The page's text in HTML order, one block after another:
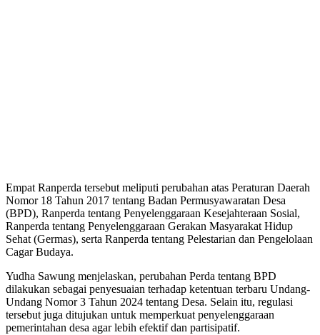
Empat Ranperda tersebut meliputi perubahan atas Peraturan Daerah
Nomor 18 Tahun 2017 tentang Badan Permusyawaratan Desa
(BPD), Ranperda tentang Penyelenggaraan Kesejahteraan Sosial,
Ranperda tentang Penyelenggaraan Gerakan Masyarakat Hidup
Sehat (Germas), serta Ranperda tentang Pelestarian dan Pengelolaan
Cagar Budaya.
Yudha Sawung menjelaskan, perubahan Perda tentang BPD
dilakukan sebagai penyesuaian terhadap ketentuan terbaru Undang-
Undang Nomor 3 Tahun 2024 tentang Desa. Selain itu, regulasi
tersebut juga ditujukan untuk memperkuat penyelenggaraan
pemerintahan desa agar lebih efektif dan partisipatif.